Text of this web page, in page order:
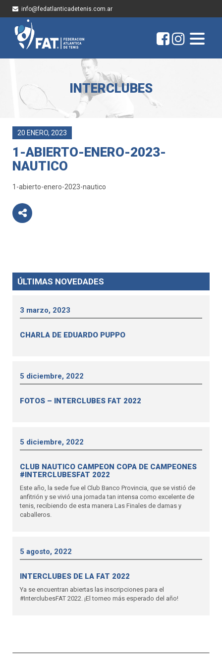
info@fedatlanticadetenis.com.ar
INTERCLUBES
20 ENERO, 2023
1-ABIERTO-ENERO-2023-
NAUTICO
1-abierto-enero-2023-nautico
ÚLTIMAS NOVEDADES
3 marzo, 2023
CHARLA DE EDUARDO PUPPO
5 diciembre, 2022
FOTOS – INTERCLUBES FAT 2022
5 diciembre, 2022
CLUB NAUTICO CAMPEON COPA DE CAMPEONES
#INTERCLUBESFAT 2022
Este año, la sede fue el Club Banco Provincia, que se vistió de
anfitrión y se vivió una jornada tan intensa como excelente de
tenis, recibiendo de esta manera Las Finales de damas y
caballeros.
5 agosto, 2022
INTERCLUBES DE LA FAT 2022
Ya se encuentran abiertas las inscripciones para el
#InterclubesFAT 2022. ¡El torneo más esperado del año!